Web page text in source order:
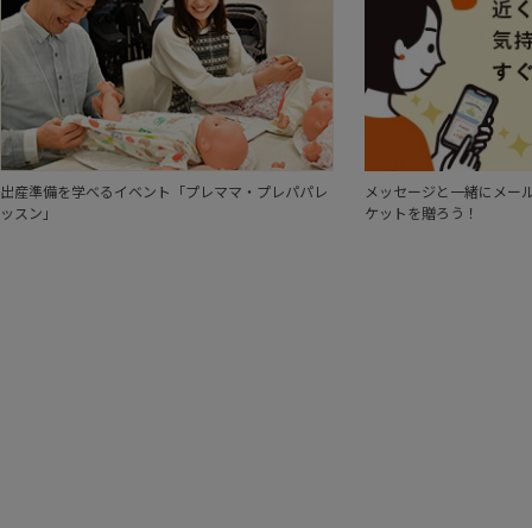
出産準備を学べるイベント「プレママ・プレパパレ
ッスン」
メッセージと一緒にメー
ケットを贈ろう！